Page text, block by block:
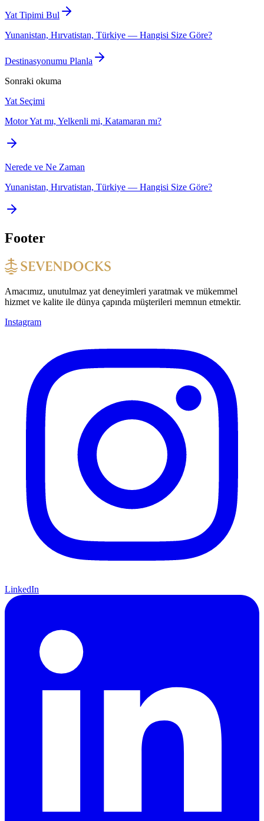
Yat Tipimi Bul
Yunanistan, Hırvatistan, Türkiye — Hangisi Size Göre?
Destinasyonumu Planla
Sonraki okuma
Yat Seçimi
Motor Yat mı, Yelkenli mi, Katamaran mı?
Nerede ve Ne Zaman
Yunanistan, Hırvatistan, Türkiye — Hangisi Size Göre?
Footer
Amacımız, unutulmaz yat deneyimleri yaratmak ve mükemmel
hizmet ve kalite ile dünya çapında müşterileri memnun etmektir.
Instagram
LinkedIn